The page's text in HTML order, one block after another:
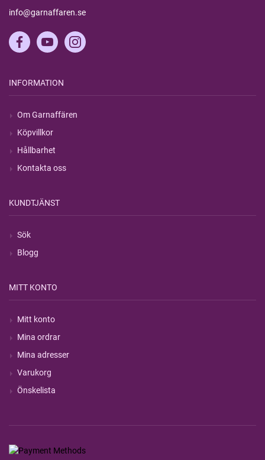
info@garnaffaren.se
INFORMATION
Om Garnaffären
Köpvillkor
Hållbarhet
Kontakta oss
KUNDTJÄNST
Sök
Blogg
MITT KONTO
Mitt konto
Mina ordrar
Mina adresser
Varukorg
Önskelista